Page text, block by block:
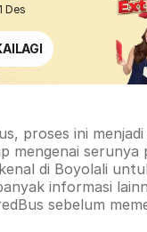
Des
proses ini
mengenai serunya
di Boyolali
informasi
sebelum